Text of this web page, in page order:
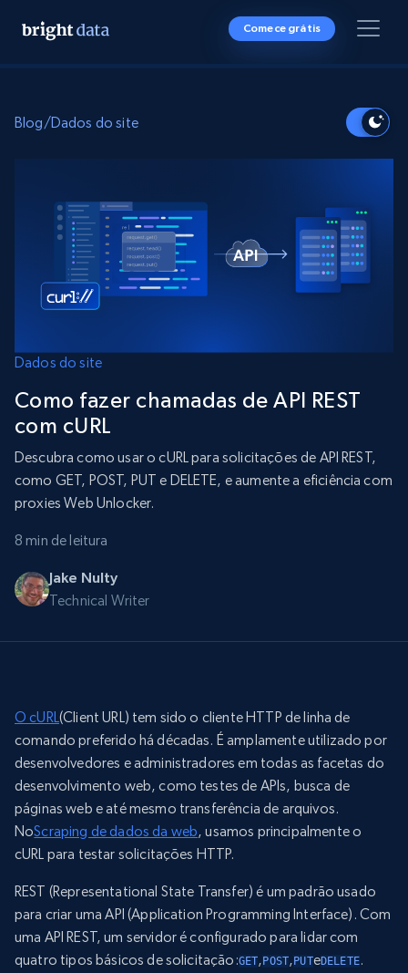
Comece grátis
Blog/Dados do site
Dados do site
Como fazer chamadas de API REST
com cURL
Descubra como usar o cURL para solicitações de API REST,
como GET, POST, PUT e DELETE, e aumente a eficiência com
proxies Web Unlocker.
8 min de leitura
Jake Nulty
Technical Writer
O cURL(Client URL) tem sido o cliente HTTP de linha de
comando preferido há décadas. É amplamente utilizado por
desenvolvedores e administradores em todas as facetas do
desenvolvimento web, como testes de APIs, busca de
páginas web e até mesmo transferência de arquivos.
NoScraping de dados da web, usamos principalmente o
cURL para testar solicitações HTTP.
REST (Representational State Transfer) é um padrão usado
para criar uma API (Application Programming Interface). Com
uma API REST, um servidor é configurado para lidar com
quatro tipos básicos de solicitação:GET, POST, PUTeDELETE.